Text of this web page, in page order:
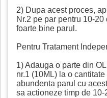
2) Dupa acest proces,
Nr.2 pe par pentru 10-
foarte bine parul.
Pentru Tratament
1) Adauga o parte din
nr.1 (10ML) la o
abundenta parul cu
sa actioneze timp de